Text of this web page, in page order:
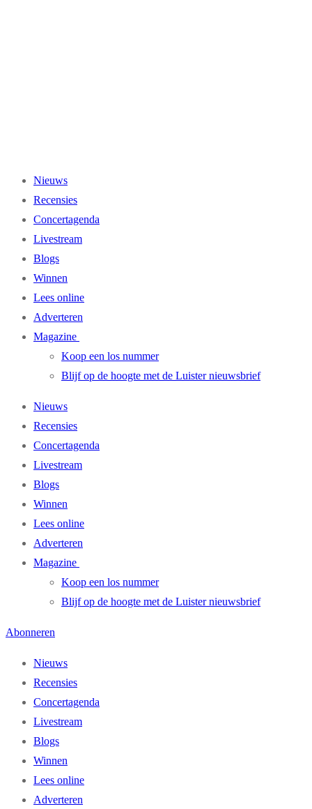
Nieuws
Recensies
Concertagenda
Livestream
Blogs
Winnen
Lees online
Adverteren
Magazine
Koop een los nummer
Blijf op de hoogte met de Luister nieuwsbrief
Nieuws
Recensies
Concertagenda
Livestream
Blogs
Winnen
Lees online
Adverteren
Magazine
Koop een los nummer
Blijf op de hoogte met de Luister nieuwsbrief
Abonneren
Nieuws
Recensies
Concertagenda
Livestream
Blogs
Winnen
Lees online
Adverteren